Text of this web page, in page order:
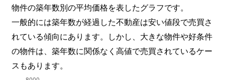
物件の築年数別の平均価格を表したグラフです。
一般的には築年数が経過した不動産は安い値段で売買さ
れている傾向にあります。しかし、大きな物件や好条件
の物件は、築年数に関係なく高値で売買されているケー
スもあります。